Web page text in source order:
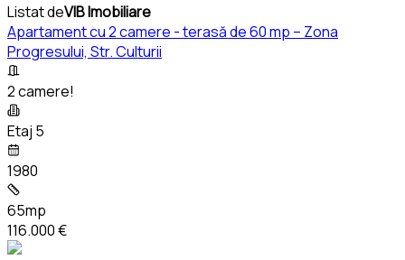
Listat deVIB Imobiliare
Apartament cu 2 camere - terasă de 60 mp – Zona
Progresului, Str. Culturii
2 camere!
Etaj 5
1980
65mp
116.000 €